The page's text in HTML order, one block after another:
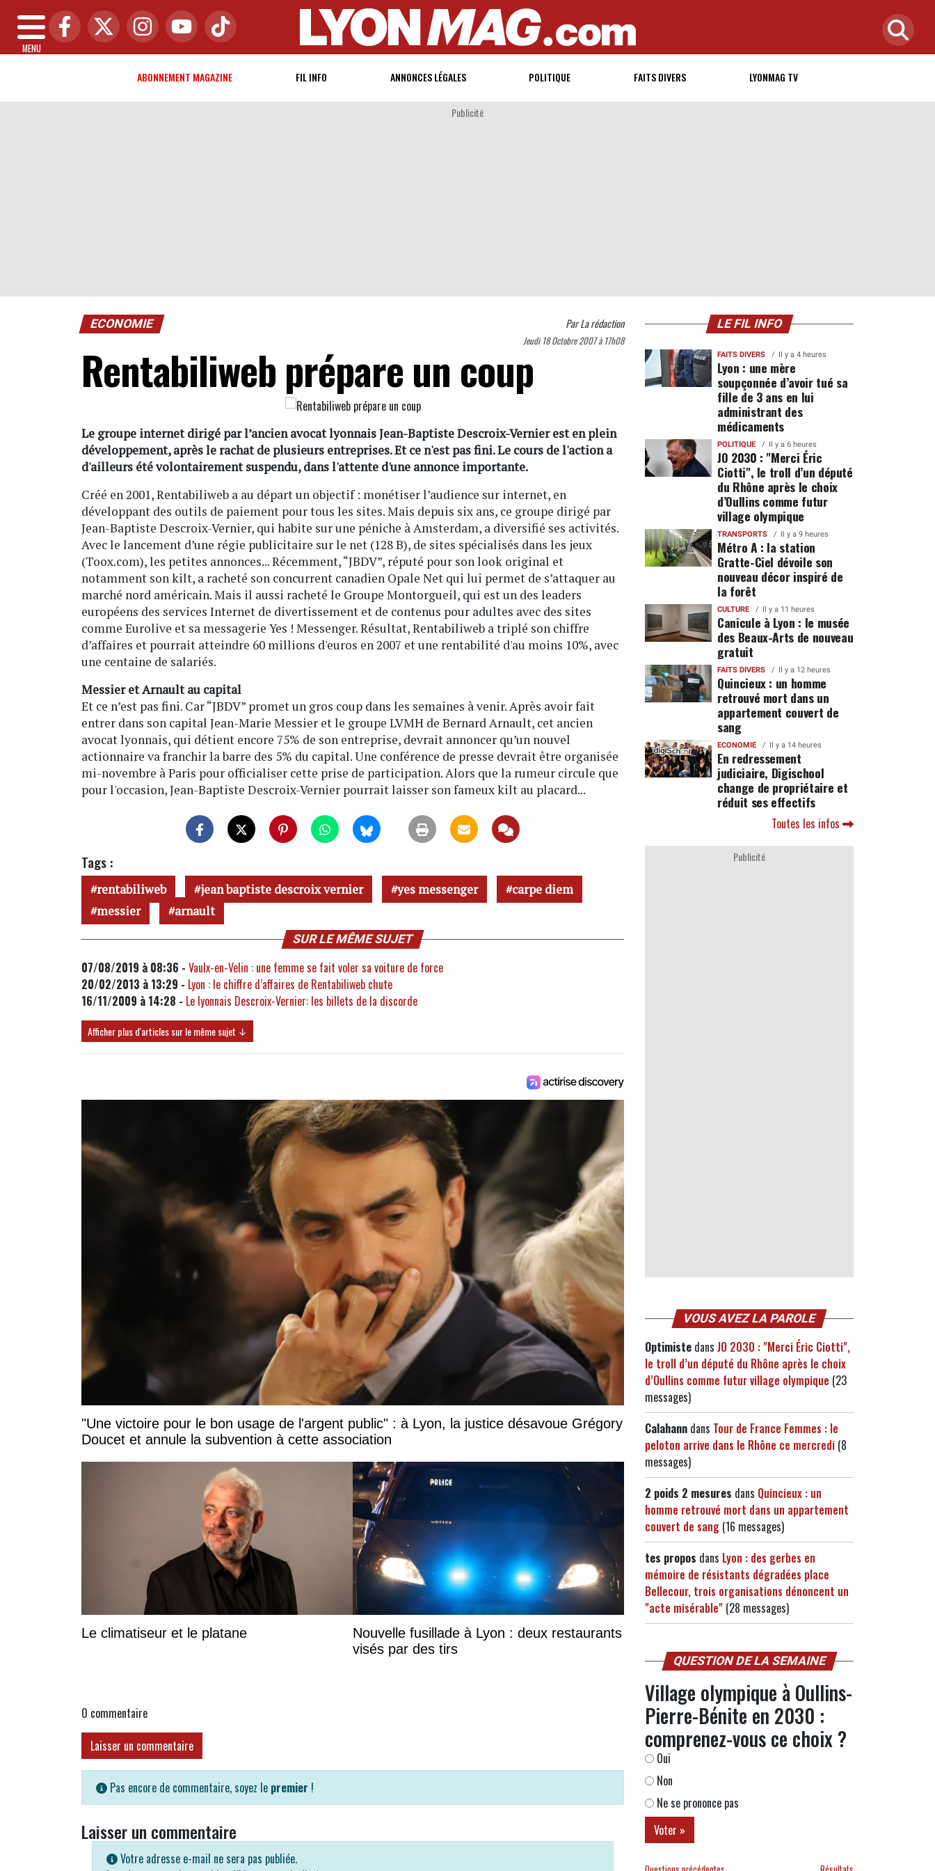
MENU
ABONNEMENT MAGAZINE FIL INFO ANNONCES LÉGALES POLITIQUE FAITS DIVERS LYONMAG TV
Publicité
ECONOMIE ParLa rédaction
Jeudi 18 Octobre 2007 à 17h08
Rentabiliweb prépare un coup
Le groupe internet dirigé par l’ancien avocat lyonnais Jean-Baptiste Descroix-Vernier est en plein
développement, après le rachat de plusieurs entreprises. Et ce n'est pas fini. Le cours de l'action a
d'ailleurs été volontairement suspendu, dans l'attente d'une annonce importante.
Créé en 2001, Rentabiliweb a au départ un objectif : monétiser l’audience sur internet, en
développant des outils de paiement pour tous les sites. Mais depuis six ans, ce groupe dirigé par
Jean-Baptiste Descroix-Vernier, qui habite sur une péniche à Amsterdam, a diversifié ses activités.
Avec le lancement d’une régie publicitaire sur le net (128 B), de sites spécialisés dans les jeux
(Toox.com), les petites annonces... Récemment, “JBDV”, réputé pour son look original et
notamment son kilt, a racheté son concurrent canadien Opale Net qui lui permet de s’attaquer au
marché nord américain. Mais il aussi racheté le Groupe Montorgueil, qui est un des leaders
européens des services Internet de divertissement et de contenus pour adultes avec des sites
comme Eurolive et sa messagerie Yes ! Messenger. Résultat, Rentabiliweb a triplé son chiffre
d’affaires et pourrait atteindre 60 millions d'euros en 2007 et une rentabilité d'au moins 10%, avec
une centaine de salariés.
Messier et Arnault au capital
Et ce n’est pas fini. Car “JBDV” promet un gros coup dans les semaines à venir. Après avoir fait
entrer dans son capital Jean-Marie Messier et le groupe LVMH de Bernard Arnault, cet ancien
avocat lyonnais, qui détient encore 75% de son entreprise, devrait annoncer qu’un nouvel
actionnaire va franchir la barre des 5% du capital. Une conférence de presse devrait être organisée
mi-novembre à Paris pour officialiser cette prise de participation. Alors que la rumeur circule que
pour l'occasion, Jean-Baptiste Descroix-Vernier pourrait laisser son fameux kilt au placard...
Tags :
rentabiliweb jean baptiste descroix vernier yes messenger
carpe diem
messier
arnault
SUR LE MÊME SUJET
07/08/2019 à 08:36 - Vaulx-en-Velin : une femme se fait voler sa voiture de force
20/02/2013 à 13:29 - Lyon : le chiffre d’affaires de Rentabiliweb chute
16/11/2009 à 14:28 - Le lyonnais Descroix-Vernier: les billets de la discorde
Afficher plus d'articles sur le même sujet ↓
"Une victoire pour le bon usage de l'argent public" : à Lyon, la justice désavoue Grégory
Doucet et annule la subvention à cette association
Le climatiseur et le platane
Nouvelle fusillade à Lyon : deux restaurants
visés par des tirs
0 commentaire
Laisser un commentaire
Pas encore de commentaire, soyez le premier !
Laisser un commentaire
Votre adresse e-mail ne sera pas publiée.
LE FIL INFO
FAITS DIVERS Il y a 4 heures
Lyon : une mère
soupçonnée d’avoir tué sa
fille de 3 ans en lui
administrant des
médicaments
POLITIQUE Il y a 6 heures
JO 2030 : "Merci Éric
Ciotti", le troll d’un député
du Rhône après le choix
d’Oullins comme futur
village olympique
TRANSPORTS Il y a 9 heures
Métro A : la station
Gratte-Ciel dévoile son
nouveau décor inspiré de
la forêt
CULTURE Il y a 11 heures
Canicule à Lyon : le musée
des Beaux-Arts de nouveau
gratuit
FAITS DIVERS Il y a 12 heures
Quincieux : un homme
retrouvé mort dans un
appartement couvert de
sang
ECONOMIE Il y a 14 heures
En redressement
judiciaire, Digischool
change de propriétaire et
réduit ses effectifs
Toutes les infos
Publicité
VOUS AVEZ LA PAROLE
Optimiste dans JO 2030 : "Merci Éric Ciotti",
le troll d’un député du Rhône après le choix
d’Oullins comme futur village olympique (23
messages)
Calahann dans Tour de France Femmes : le
peloton arrive dans le Rhône ce mercredi (8
messages)
2 poids 2 mesures dans Quincieux : un
homme retrouvé mort dans un appartement
couvert de sang (16 messages)
tes propos dans Lyon : des gerbes en
mémoire de résistants dégradées place
Bellecour, trois organisations dénoncent un
"acte misérable" (28 messages)
QUESTION DE LA SEMAINE
Village olympique à Oullins-
Pierre-Bénite en 2030 :
comprenez-vous ce choix ?
Oui
Non
Ne se prononce pas